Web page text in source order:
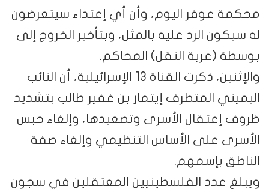
محكمة عوفر اليوم، وأن أي إعتداء سيتعرضون
له سيكون الرد عليه بالمثل، وبتأخير الخروج إلى
بوسطة (عربة النقل) المحاكم.
والإثنين، ذكرت القناة 13 الإسرائيلية، أن النائب
اليميني المتطرف إيتمار بن غفير طالب بتشديد
ظروف إعتقال الأسرى وتصعيدها، وإلغاء حبس
الأسرى على الأساس التنظيمي وإلغاء صفة
الناطق بإسمهم.
ويبلغ عدد الفلسطينيين المعتقلين في سجون